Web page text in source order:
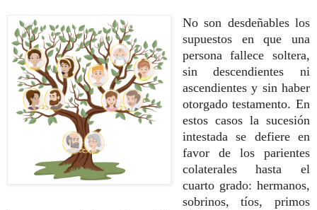
No son desdeñables los
supuestos en que una
persona fallece soltera,
sin descendientes ni
ascendientes y sin haber
otorgado testamento. En
estos casos la sucesión
intestada se defiere en
favor de los parientes
colaterales hasta el
cuarto grado: hermanos,
sobrinos, tíos, primos